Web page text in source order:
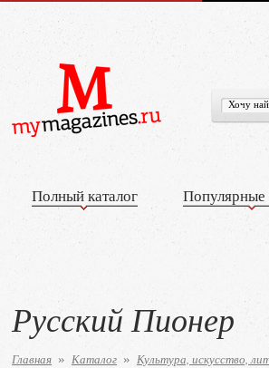
Полный каталог Популярные
Русский Пионер
Главная » Каталог » Культура, искусство,